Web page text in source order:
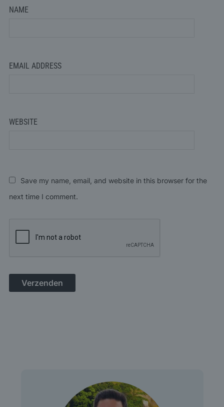
NAME
EMAIL ADDRESS
WEBSITE
Save my name, email, and website in this browser for the
next time I comment.